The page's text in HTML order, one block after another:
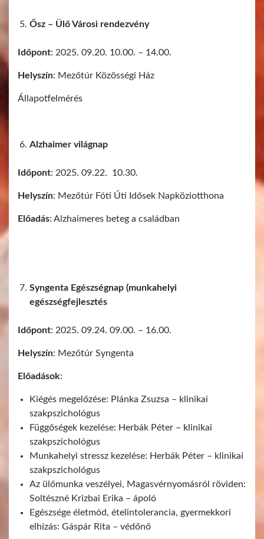
Ősz – Ülő Városi rendezvény
Időpont: 2025. 09.20. 10.00. – 14.00.
Helyszín: Mezőtúr Közösségi Ház
Állapotfelmérés
Alzhaimer világnap
Időpont: 2025. 09.22. 10.30.
Helyszín: Mezőtúr Fóti Úti Idősek Napköziotthona
Előadás: Alzhaimeres beteg a családban
Syngenta Egészségnap (munkahelyi
egészségfejlesztés
Időpont: 2025. 09.24. 09.00. – 16.00.
Helyszín: Mezőtúr Syngenta
Előadások:
Kiégés megelőzése: Plánka Zsuzsa – klinikai
szakpszichológus
Függőségek kezelése: Herbák Péter – klinikai
szakpszichológus
Munkahelyi stressz kezelése: Herbák Péter – klinikai
szakpszichológus
Az ülőmunka veszélyei, Magasvérnyomásról röviden:
Soltészné Krizbai Erika – ápoló
Egészsége életmód, ételintolerancia, gyermekkori
elhízás: Gáspár Rita – védőnő